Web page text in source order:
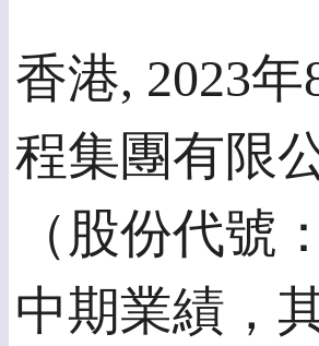
香港, 2023
程集團有限
（股份代號
中期業績，